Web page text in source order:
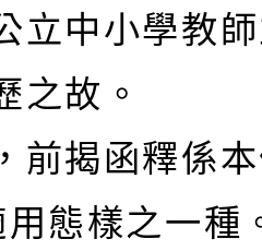
立中小學教
之故。
前揭函釋係
態樣之一種